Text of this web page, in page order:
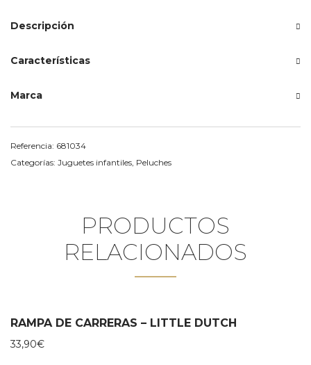
Descripción
Características
Marca
Referencia: 681034
Categorías: Juguetes infantiles Peluches
PRODUCTOS
RELACIONADOS
RAMPA DE CARRERAS – LITTLE DUTCH
33,90€